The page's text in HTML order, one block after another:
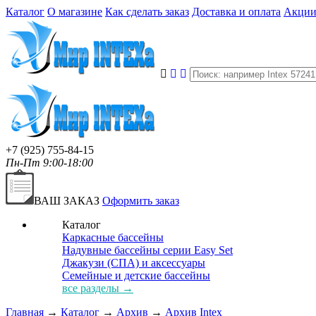
Каталог О магазине Как сделать заказ Доставка и оплата Акции
+7 (925) 755-84-15
Пн-Пт 9:00-18:00
ВАШ ЗАКАЗ Оформить заказ
Каталог
Каркасные бассейны
Надувные бассейны серии Easy Set
Джакузи (СПА) и аксессуары
Семейные и детские бассейны
все разделы →
Главная → Каталог → Архив → Архив Intex